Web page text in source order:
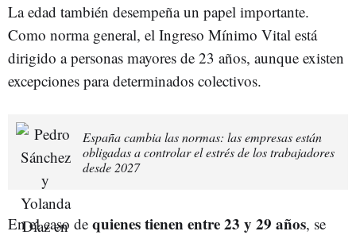
La edad también desempeña un papel importante.
Como norma general, el Ingreso Mínimo Vital está
dirigido a personas mayores de 23 años, aunque existen
excepciones para determinados colectivos.
España cambia las normas: las empresas están
obligadas a controlar el estrés de los trabajadores
desde 2027
En el caso de quienes tienen entre 23 y 29 años, se